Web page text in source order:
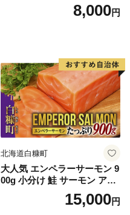
8,000円
北海道白糠町
大人気 エンペラーサーモン 9
00g 小分け 鮭 サーモン アト
ランティックサーモン 水産
庁長官賞 受賞 さけ シャケ し
15,000円